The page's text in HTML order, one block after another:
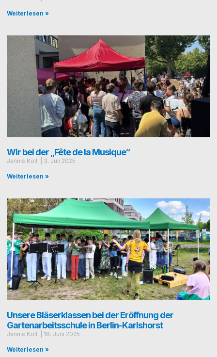
Weiterlesen »
Wir bei der „Fête de la Musique“
Jan­nis Koll 3. Juli 2025
Weiterlesen »
Unsere Bläserklassen bei der Eröffnung der
Gartenarbeitsschule in Berlin-Karlshorst
Jan­nis Koll 18. Juni 2025
Weiterlesen »